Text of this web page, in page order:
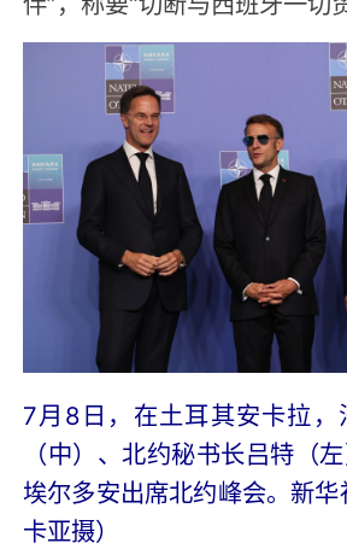
7月8日，在土耳其安卡拉，
（中）、北约秘书长吕特（
埃尔多安出席北约峰会。新华
卡亚摄）